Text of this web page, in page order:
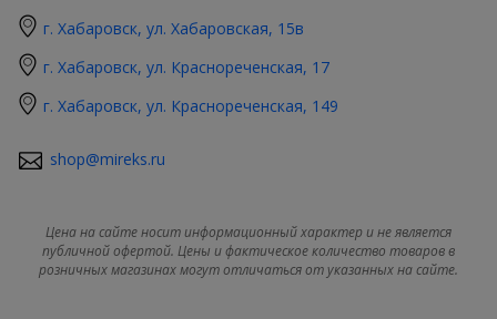
г. Хабаровск, ул. Хабаровская, 15в
г. Хабаровск, ул. Краснореченская, 17
г. Хабаровск, ул. Краснореченская, 149
shop@mireks.ru
Цена на сайте носит информационный характер и не является
публичной офертой. Цены и фактическое количество товаров в
розничных магазинах могут отличаться от указанных на сайте.